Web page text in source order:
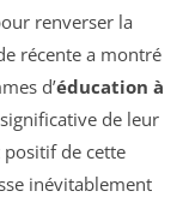
renverser la
récente a montré
d’éducation à
de leur
de cette
inévitablement